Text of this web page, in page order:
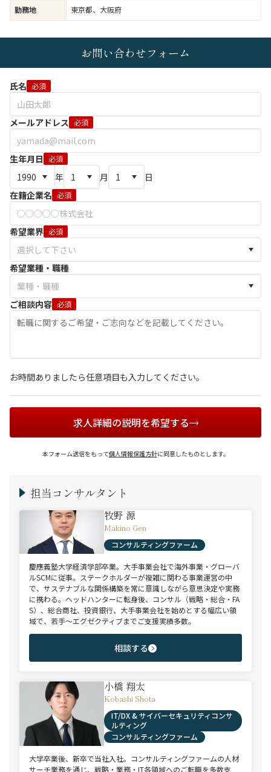
勤務地
東京都、大阪府
お問い合わせフォーム
氏名 必須
メールアドレス 必須
生年月日 必須
年 月
日
在籍企業名 必須
希望業界 必須
希望業種・職種
ご相談内容 必須
お時間ありましたら任意項目も入力してください。
求人詳細の説明を希望する
本フォーム送信をもって個人情報保護方針に同意したものとします。
担当コンサルタント
牧野 源
Makino Gen
コンサルティングファーム
慶應義塾大学経済学部卒業。大手事業会社で海外事業・グローバ
ルSCMに従事。ステークホルダーが複雑に関わる事業運営の中
で、サステナブルな関係構築を常に意識しながら意思決定や実務
に携わる。ヘッドハンターに転身後、コンサル（戦略・総合・FA
S）、総合商社、投資銀行、大手事業会社を始めとする幅広い領
域で、若手～エグゼクティブまでご支援実績多数。
相談する
小橋 翔太
Kobashi Shota
IT/DX & サイバーセキュリティコンサ
ルティング
コンサルティングファーム
大学卒業後、新卒で当社入社。コンサルティングファームの人材
サーチ業務を通じ、戦略・業務・IT各領域へのご転職を多数支